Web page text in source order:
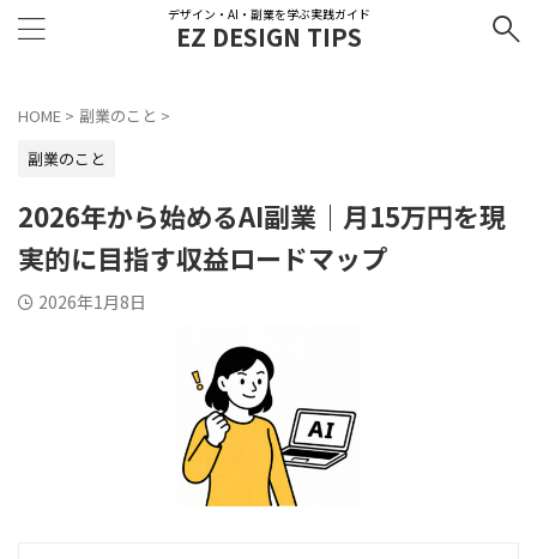
デザイン・AI・副業を学ぶ実践ガイド
EZ DESIGN TIPS
HOME > 副業のこと >
副業のこと
2026年から始めるAI副業｜月15万円を現
実的に目指す収益ロードマップ
2026年1月8日